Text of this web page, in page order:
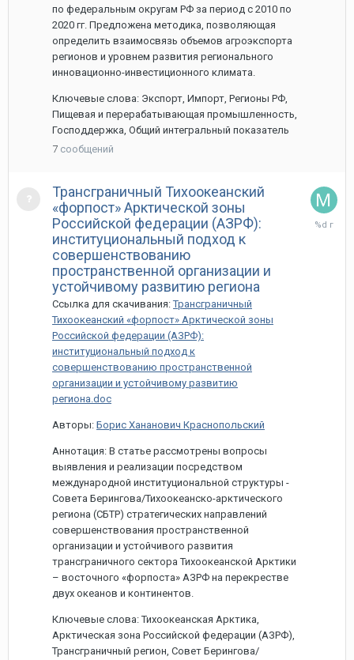
по федеральным округам РФ за период с 2010 по
2020 гг. Предложена методика, позволяющая
определить взаимосвязь объемов агроэкспорта
регионов и уровнем развития регионального
инновационно-инвестиционного климата.
Ключевые слова: Экспорт, Импорт, Регионы РФ,
Пищевая и перерабатывающая промышленность,
Господдержка, Общий интегральный показатель
7 сообщений
Трансграничный Тихоокеанский
«форпост» Арктической зоны
Российской федерации (АЗРФ):
институциональный подход к
совершенствованию
пространственной организации и
устойчивому развитию региона
Ссылка для скачивания:Трансграничный
Тихоокеанский «форпост» Арктической зоны
Российской федерации (АЗРФ):
институциональный подход к
совершенствованию пространственной
организации и устойчивому развитию
региона.doc
Авторы: Борис Хананович Краснопольский
Аннотация: В статье рассмотрены вопросы
выявления и реализации посредством
международной институциональной структуры -
Совета Берингова/Тихоокеанско-арктического
региона (СБТР) стратегических направлений
совершенствования пространственной
организации и устойчивого развития
трансграничного сектора Тихоокеанской Арктики
– восточного «форпоста» АЗРФ на перекрестве
двух океанов и континентов.
Ключевые слова: Тихоокеанская Арктика,
Арктическая зона Российской федерации (АЗРФ),
Трансграничный регион, Совет Берингова/
13